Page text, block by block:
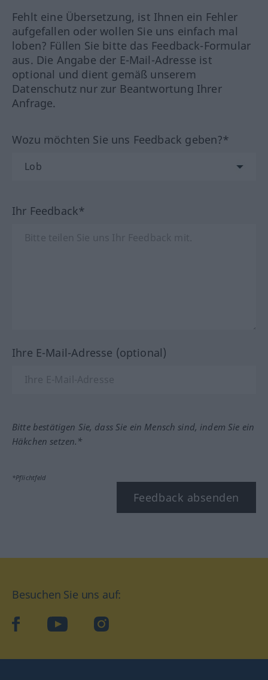
Fehlt eine Übersetzung, ist Ihnen ein Fehler
aufgefallen oder wollen Sie uns einfach mal
loben? Füllen Sie bitte das Feedback-Formular
aus. Die Angabe der E-Mail-Adresse ist
optional und dient gemäß unserem
Datenschutz nur zur Beantwortung Ihrer
Anfrage.
Wozu möchten Sie uns Feedback geben?*
Ihr Feedback*
Ihre E-Mail-Adresse (optional)
Bitte bestätigen Sie, dass Sie ein Mensch sind, indem Sie ein
Häkchen setzen.*
*Pflichtfeld
Feedback absenden
Besuchen Sie uns auf:
facebookYouTube Instagram